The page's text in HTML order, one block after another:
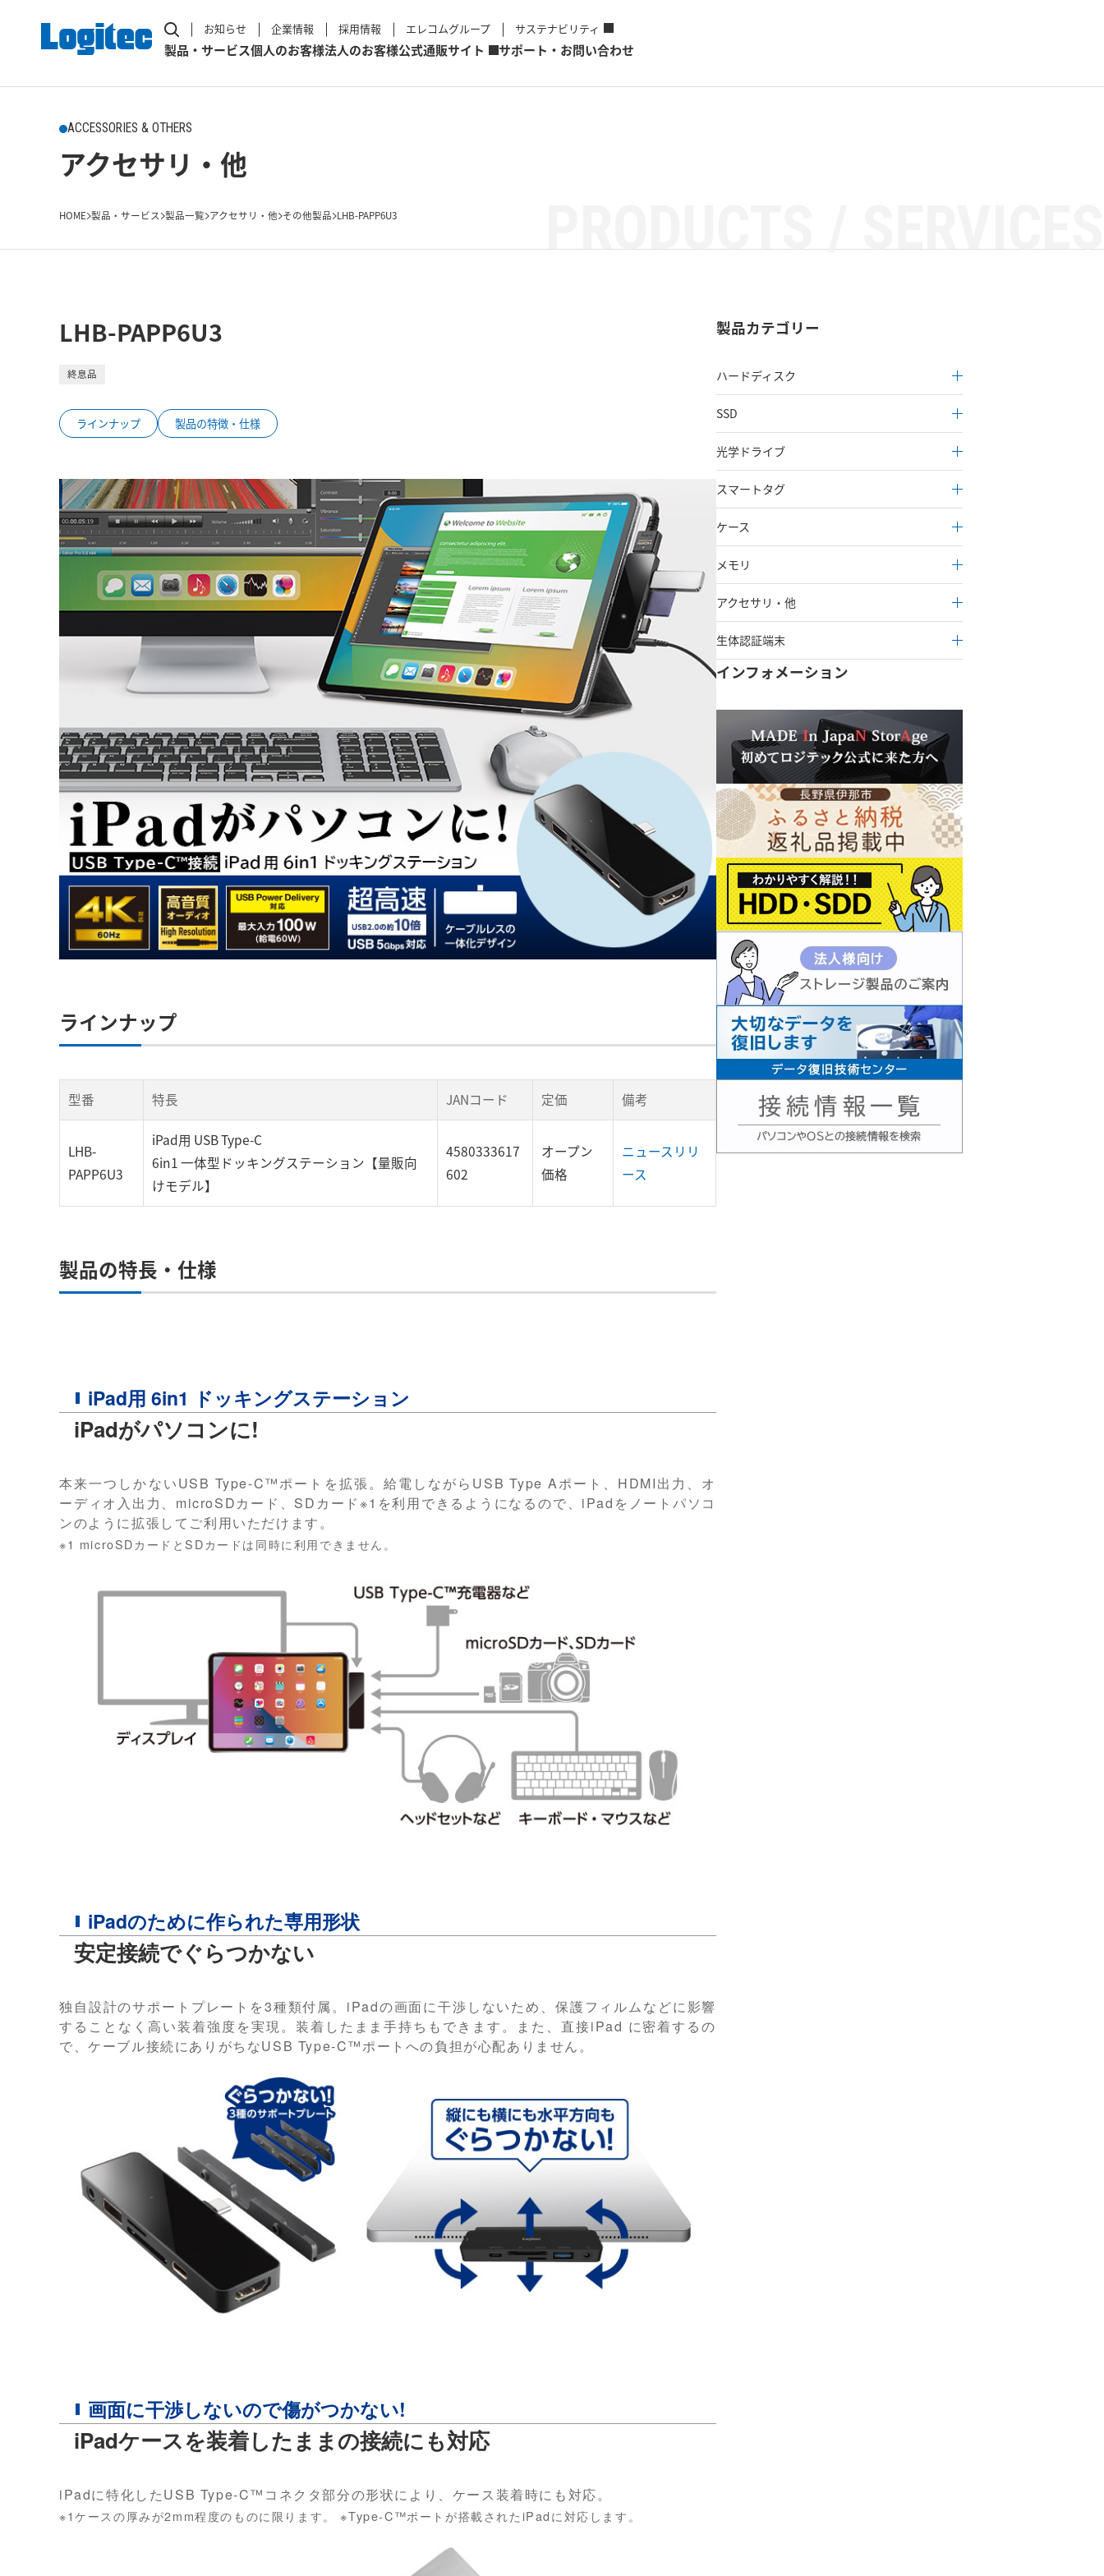
お知らせ 企業情報 採用情報 エレコムグループ サステナビリティ
製品・サービス個人のお客様法人のお客様公式通販サイト サポート・お問い合わせ
ACCESSORIES & OTHERS
アクセサリ・他
HOME 製品・サービス 製品一覧 アクセサリ・他 その他製品 LHB-PAPP6U3
LHB-PAPP6U3
終息品
ラインナップ 製品の特徴・仕様
ラインナップ
型番 特長 JANコード 定価 備考
LHB-
PAPP6U3
iPad用 USB Type-C
6in1 一体型ドッキングステーション【量販向
けモデル】
4580333617
602
オープン
価格
ニュースリリ
ース
製品の特長・仕様
iPad用 6in1 ドッキングステーション
iPadがパソコンに!
本来一つしかないUSB Type-C™ポートを拡張。給電しながらUSB Type Aポート、HDMI出力、オ
ーディオ入出力、microSDカード、SDカード※1を利用できるようになるので、iPadをノートパソコ
ンのように拡張してご利用いただけます。
※1 microSDカードとSDカードは同時に利用できません。
iPadのために作られた専用形状
安定接続でぐらつかない
独自設計のサポートプレートを3種類付属。iPadの画面に干渉しないため、保護フィルムなどに影響
することなく高い装着強度を実現。装着したまま手持ちもできます。また、直接iPad に密着するの
で、ケーブル接続にありがちなUSB Type-C™ポートへの負担が心配ありません。
画面に干渉しないので傷がつかない!
iPadケースを装着したままの接続にも対応
iPadに特化したUSB Type-C™コネクタ部分の形状により、ケース装着時にも対応。
※1ケースの厚みが2mm程度のものに限ります。 ※Type-C™ポートが搭載されたiPadに対応します。
製品カテゴリー
ハードディスク
SSD
光学ドライブ
スマートタグ
ケース
メモリ
アクセサリ・他
生体認証端末
インフォメーション